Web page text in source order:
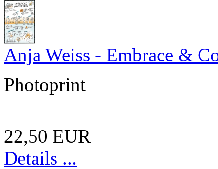
Anja Weiss - Embrace &
Photoprint
22,50 EUR
Details ...